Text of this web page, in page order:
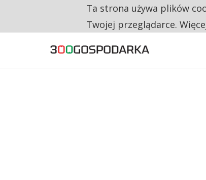
RESTRYKCJE CHIN UDERZAJĄ W
Ta strona używa plików
Twojej przeglądarce.